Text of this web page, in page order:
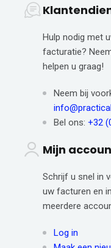
Hulp nodig met
facturatie?
helpen u graag!
Neem bij
Bel ons: +32
Mijn
Schrijf u snel in
uw facturen en
meerdere
Log in